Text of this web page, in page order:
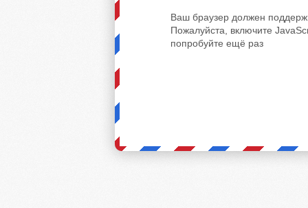
Ваш браузер должен
Пожалуйста, включите
попробуйте ещё раз